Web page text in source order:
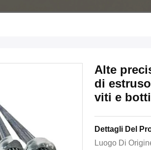
Alte
di
viti e
Dettagli Del
Luogo Di